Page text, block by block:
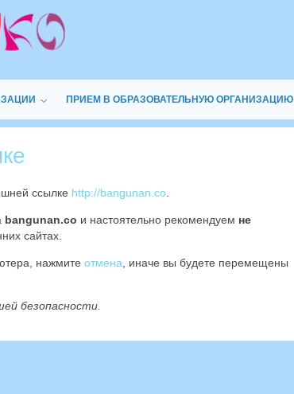
ПРИЕМ В ОБРАЗОВАТЕЛЬНУЮ ОРГАНИЗАЦИЮ
ссылке http://bangunan.co
bangunan.co и настоятельно рекомендуем не
сайтах.
нажмите отмена , иначе вы будете перемещены
безопасности.